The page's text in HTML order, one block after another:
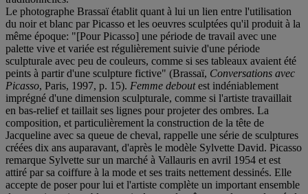
Le photographe Brassaï établit quant à lui un lien entre l'utilisation
du noir et blanc par Picasso et les oeuvres sculptées qu'il produit à la
même époque: "[Pour Picasso] une période de travail avec une
palette vive et variée est régulièrement suivie d'une période
sculpturale avec peu de couleurs, comme si ses tableaux avaient été
peints à partir d'une sculpture fictive" (Brassaï, Conversations avec
Picasso, Paris, 1997, p. 15). Femme deboutest indéniablement
imprégné d'une dimension sculpturale, comme si l'artiste travaillait
en bas-relief et taillait ses lignes pour projeter des ombres. La
composition, et particulièrement la construction de la tête de
Jacqueline avec sa queue de cheval, rappelle une série de sculptures
créées dix ans auparavant, d'après le modèle Sylvette David. Picasso
remarque Sylvette sur un marché à Vallauris en avril 1954 et est
attiré par sa coiffure à la mode et ses traits nettement dessinés. Elle
accepte de poser pour lui et l'artiste complète un important ensemble